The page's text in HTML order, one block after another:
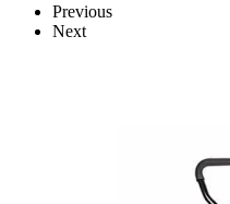
Previous
Next